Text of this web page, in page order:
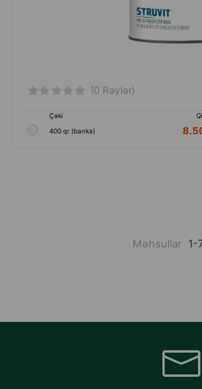
(0 Rəylər)
Çəki
400 qr (banka)
Məhsullar 1-